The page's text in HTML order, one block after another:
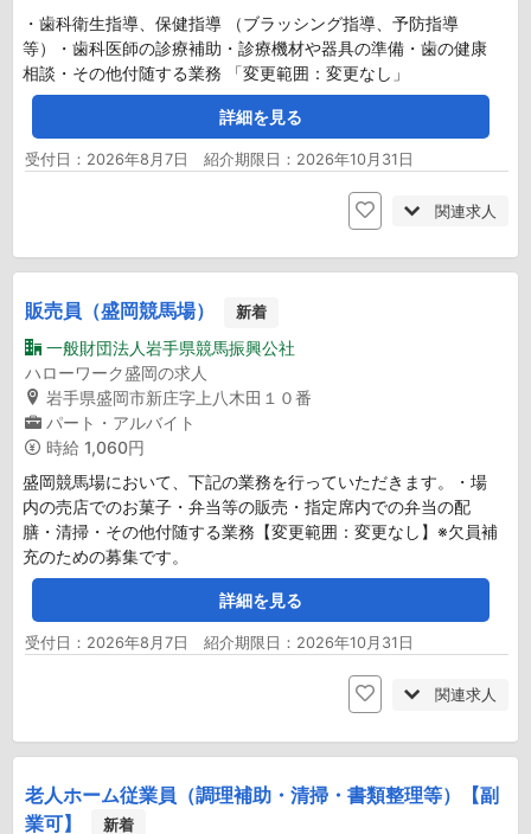
・歯科衛生指導、保健指導 （ブラッシング指導、予防指導
等）・歯科医師の診療補助・診療機材や器具の準備・歯の健康
相談・その他付随する業務 「変更範囲：変更なし」
詳細を見る
受付日：2026年8月7日 紹介期限日：2026年10月31日
関連求人
販売員（盛岡競馬場） 新着
一般財団法人岩手県競馬振興公社
ハローワーク盛岡の求人
岩手県盛岡市新庄字上八木田１０番
パート・アルバイト
時給 1,060円
盛岡競馬場において、下記の業務を行っていただきます。・場
内の売店でのお菓子・弁当等の販売・指定席内での弁当の配
膳・清掃・その他付随する業務【変更範囲：変更なし】※欠員補
充のための募集です。
詳細を見る
受付日：2026年8月7日 紹介期限日：2026年10月31日
関連求人
老人ホーム従業員（調理補助・清掃・書類整理等）【副
業可】
新着